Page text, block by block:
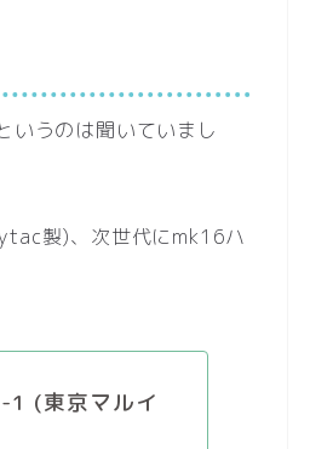
いうのは聞いていまし
製)、次世代にmk16ハ
1 (東京マルイ